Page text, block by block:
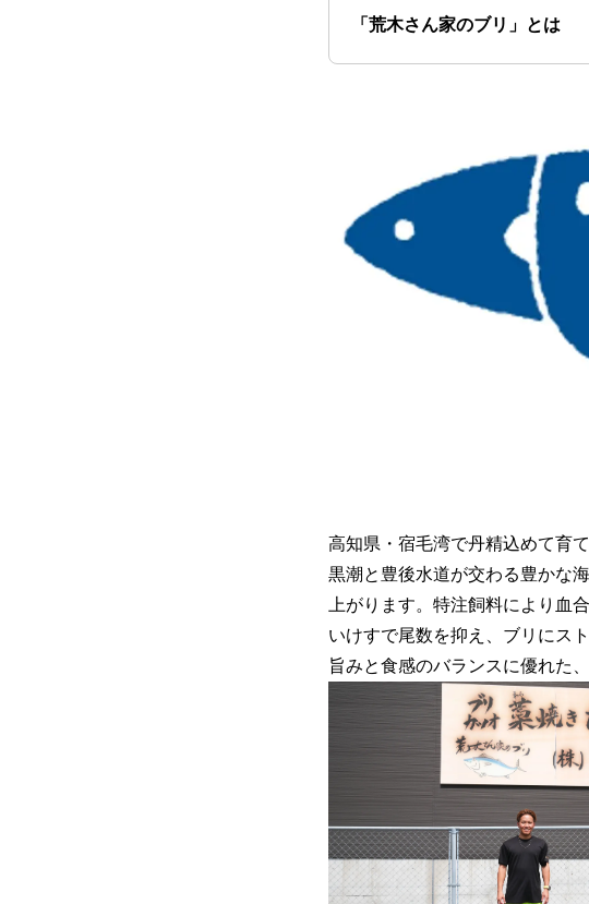
「荒木さん家のブリ」とは
高知県・宿毛湾で丹精込めて育
黒潮と豊後水道が交わる豊かな
上がります。特注飼料により血
いけすで尾数を抑え、ブリにス
旨みと食感のバランスに優れた